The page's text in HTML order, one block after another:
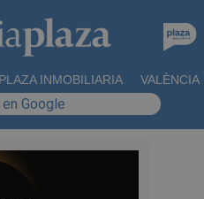
PLAZA INMOBILIARIA VALÈNCIA
Google